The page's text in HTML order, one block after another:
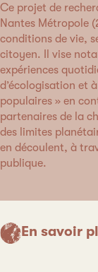
Ce projet de
Nantes Métropole
conditions de vie,
citoyen. Il vise
expériences
d’écologisation et
populaires » en
partenaires de la
des limites
en découlent, à
publique.
En savoir